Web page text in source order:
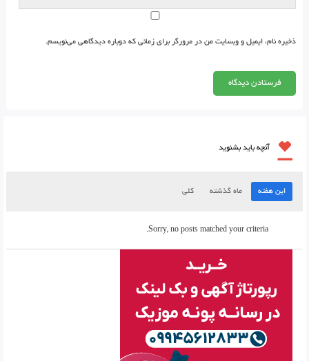
ذخیره نام، ایمیل و وبسایت من در مرورگر برای زمانی که دوباره دیدگاهی می‌نویسم.
آنچه باید بشنوید
این هفته ماه گذشته کلی
Sorry, no posts matched your criteria.